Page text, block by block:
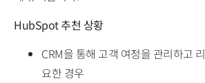
HubSpot 추천 상황
CRM을 통해 고객 여정을 관리하고
요한 경우